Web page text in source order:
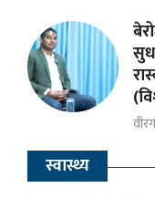
स्वास्थ्य